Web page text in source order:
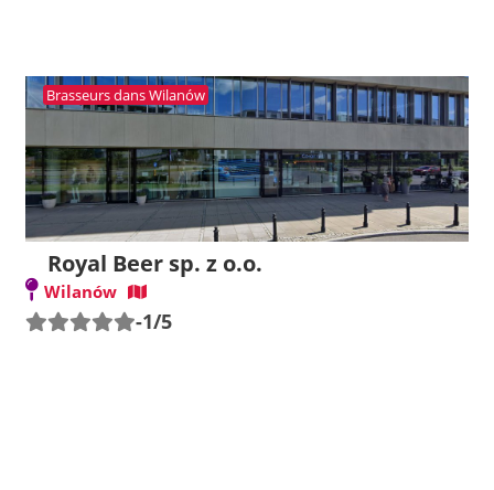
Brasseurs dans Wilanów
Royal Beer sp. z o.o.
Wilanów
-1/5